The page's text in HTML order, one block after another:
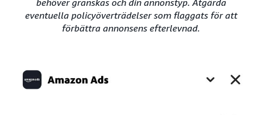
eventuella policyöverträdelser som flaggats för att
förbättra annonsens efterlevnad.